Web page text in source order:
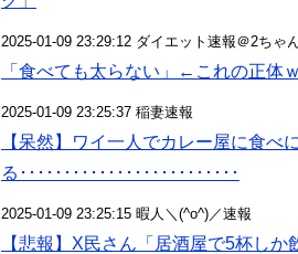
2025-01-09 23:29:12 ダイエット速報＠2ちゃ
「食べても太らない」←これの正体
2025-01-09 23:25:37 稲妻速報
【呆然】ワイ一人でカレー屋に食
る･････････････････････････
2025-01-09 23:25:15 暇人＼(^o^)／速報
【悲報】X民さん「居酒屋で5杯し